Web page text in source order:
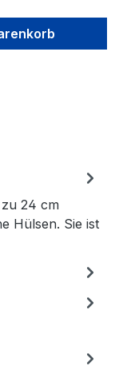
24 cm
Hülsen. Sie ist